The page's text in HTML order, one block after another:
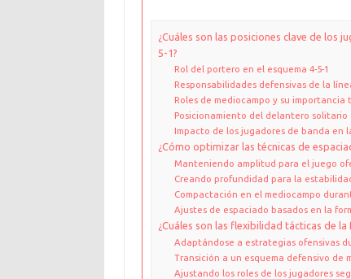
¿Cuáles son las posiciones clave de los
5-1?
Rol del portero en el esquema 4-5-1
Responsabilidades defensivas de la
Roles de mediocampo y su importancia
Posicionamiento del delantero solitario
Impacto de los jugadores de banda en
¿Cómo optimizar las técnicas de
Manteniendo amplitud para el juego
Creando profundidad para la
Compactación en el mediocampo
Ajustes de espaciado basados en la
¿Cuáles son las flexibilidad tácticas de
Adaptándose a estrategias ofensivas
Transición a un esquema defensivo de
Ajustando los roles de los jugadores